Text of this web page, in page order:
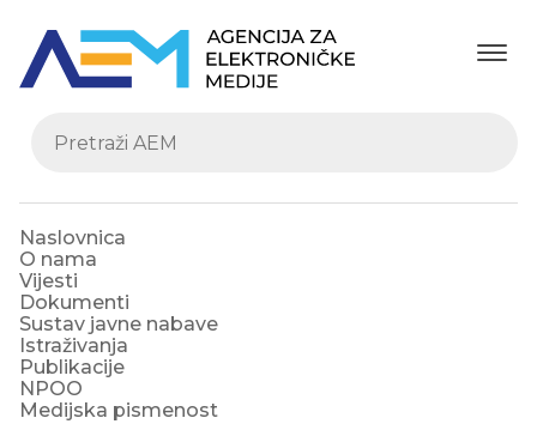
Naslovnica
O nama
Vijesti
Dokumenti
Sustav javne nabave
Istraživanja
Publikacije
NPOO
Medijska pismenost